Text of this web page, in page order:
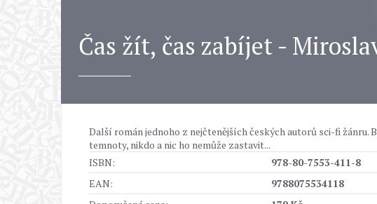
Čas žít, čas zabíjet -
Další román jednoho z nejčtenějších českých autorů sci-fi žánru.
temnoty, nikdo a nic ho nemůže zastavit...
ISBN:
978-80-7553-411-8
EAN:
9788075534118